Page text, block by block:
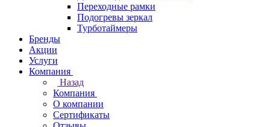
Переходные рамки
Подогревы зеркал
Турботаймеры
Бренды
Акции
Услуги
Компания
Назад
Компания
О компании
Сертификаты